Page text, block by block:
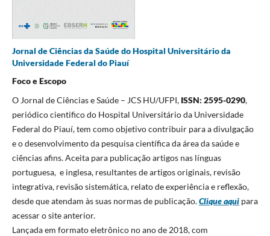
Jornal de Ciências da Saúde do Hospital Universitário da
Universidade Federal do Piauí
Foco e Escopo
O Jornal de Ciências e Saúde – JCS HU/UFPI, ISSN: 2595-0290,
periódico cientifico do Hospital Universitário da Universidade
Federal do Piauí, tem como objetivo contribuir para a divulgação
e o desenvolvimento da pesquisa científica da área da saúde e
ciências afins. Aceita para publicação artigos nas línguas
portuguesa, e inglesa, resultantes de artigos originais, revisão
integrativa, revisão sistemática, relato de experiência e reflexão,
desde que atendam às suas normas de publicação.Clique aquipara
acessar o site anterior.
Lançada em formato eletrônico no ano de 2018, com